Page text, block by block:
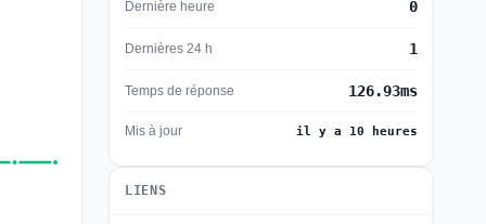
Dernière heure 0
Dernières 24 h 1
Temps de réponse 126.93ms
Mis à jour il y a 10 heures
LIENS